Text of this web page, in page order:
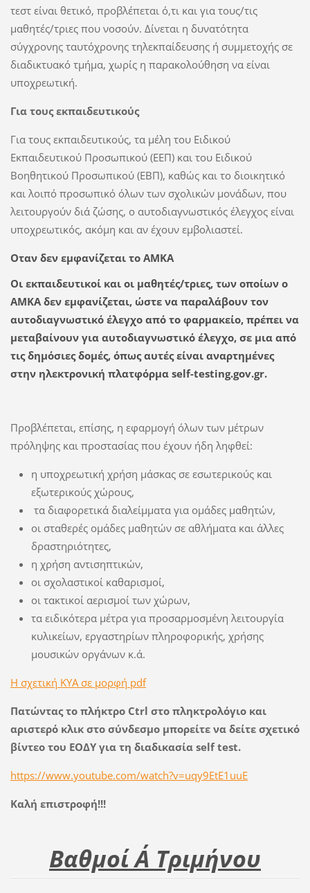
τεστ είναι θετικό, προβλέπεται ό,τι και για τους/τις
μαθητές/τριες που νοσούν. Δίνεται η δυνατότητα
σύγχρονης ταυτόχρονης τηλεκπαίδευσης ή συμμετοχής σε
διαδικτυακό τμήμα, χωρίς η παρακολούθηση να είναι
υποχρεωτική.
Για τους εκπαιδευτικούς
Για τους εκπαιδευτικούς, τα μέλη του Ειδικού
Εκπαιδευτικού Προσωπικού (ΕΕΠ) και του Ειδικού
Βοηθητικού Προσωπικού (ΕΒΠ), καθώς και το διοικητικό
και λοιπό προσωπικό όλων των σχολικών μονάδων, που
λειτουργούν διά ζώσης, ο αυτοδιαγνωστικός έλεγχος είναι
υποχρεωτικός, ακόμη και αν έχουν εμβολιαστεί.
Οταν δεν εμφανίζεται το ΑΜΚΑ
Οι εκπαιδευτικοί και οι μαθητές/τριες, των οποίων ο
ΑΜΚΑ δεν εμφανίζεται, ώστε να παραλάβουν τον
αυτοδιαγνωστικό έλεγχο από το φαρμακείο, πρέπει να
μεταβαίνουν για αυτοδιαγνωστικό έλεγχο, σε μια από
τις δημόσιες δομές, όπως αυτές είναι αναρτημένες
στην ηλεκτρονική πλατφόρμα self-testing.gov.gr.
Προβλέπεται, επίσης, η εφαρμογή όλων των μέτρων
πρόληψης και προστασίας που έχουν ήδη ληφθεί:
η υποχρεωτική χρήση μάσκας σε εσωτερικούς και
εξωτερικούς χώρους,
τα διαφορετικά διαλείμματα για ομάδες μαθητών,
οι σταθερές ομάδες μαθητών σε αθλήματα και άλλες
δραστηριότητες,
η χρήση αντισηπτικών,
οι σχολαστικοί καθαρισμοί,
οι τακτικοί αερισμοί των χώρων,
τα ειδικότερα μέτρα για προσαρμοσμένη λειτουργία
κυλικείων, εργαστηρίων πληροφορικής, χρήσης
μουσικών οργάνων κ.ά.
Η σχετική ΚΥΑ σε μορφή pdf
Πατώντας το πλήκτρο Ctrl στο πληκτρολόγιο και
αριστερό κλικ στο σύνδεσμο μπορείτε να δείτε σχετικό
βίντεο του ΕΟΔΥ για τη διαδικασία self test.
https://www.youtube.com/watch?v=uqy9EtE1uuE
Καλή επιστροφή!!!
Βαθμοί Α΄ Τριμήνου